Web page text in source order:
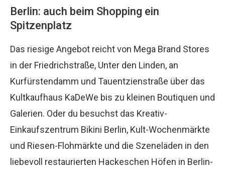
Berlin: auch beim Shopping ein
Spitzenplatz
Das riesige Angebot reicht von Mega Brand Stores
in der Friedrichstraße, Unter den Linden, an
Kurfürstendamm und Tauentzienstraße über das
Kultkaufhaus KaDeWe bis zu kleinen Boutiquen und
Galerien. Oder du besuchst das Kreativ-
Einkaufszentrum Bikini Berlin, Kult-Wochenmärkte
und Riesen-Flohmärkte und die Szeneläden in den
liebevoll restaurierten Hackeschen Höfen in Berlin-